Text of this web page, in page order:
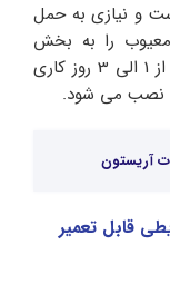
و نیازی به حمل
معیوب را به بخش
تعمیرات الکترونیکی ارجاع می دهد و بعد از 1 الی 3 روز کاری
نصب می شود.
آریستون
قابل تعمیر